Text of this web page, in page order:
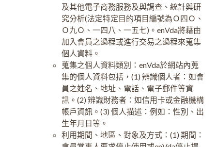
及其他電子商務服務及與調查、統計與研
究分析(法定特定目的項目編號為Ｏ四Ｏ、
Ｏ九Ｏ、一四八、一五七)。enVda將藉由
加入會員之過程或進行交易之過程來蒐集
個人資料。
蒐集之個人資料類別：enVda於網站內蒐
集的個人資料包括，(1) 辨識個人者：如會
員之姓名、地址、電話、電子郵件等資
訊。(2) 辨識財務者：如信用卡或金融機構
帳戶資訊。(3) 個人描述：例如：性別、出
生年月日等。
利用期間、地區、對象及方式：(1) 期間：